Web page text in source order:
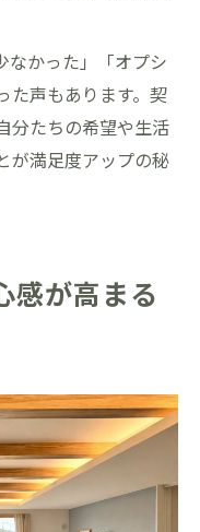
なかった」「オプシ
た声もあります。契
分たちの希望や生活
が満足度アップの秘
感が高まる